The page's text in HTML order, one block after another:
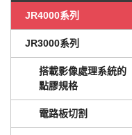
JR4000系列
JR3000系列
搭載影像處理系統的
點膠規格
電路板切割